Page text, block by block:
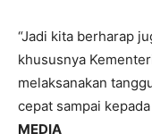
“Jadi kita berharap
khususnya
melaksanakan
cepat sampai
MEDIA